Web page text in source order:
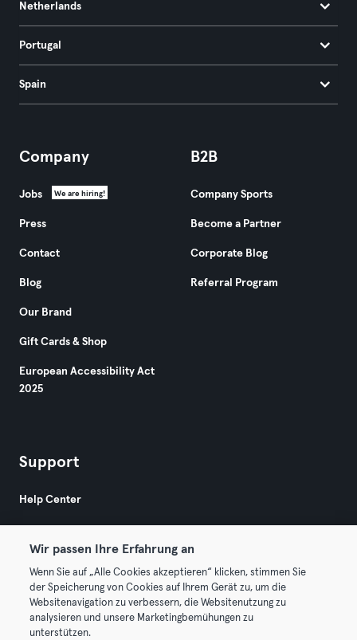
Netherlands
Portugal
Spain
Company
Jobs We are hiring!
Press
Contact
Blog
Our Brand
Gift Cards & Shop
European Accessibility Act
2025
B2B
Company Sports
Become a Partner
Corporate Blog
Referral Program
Support
Help Center
© 2026 Urban Sports Group GmbH. All rights reserved.
Terms & Conditions
Wir passen Ihre Erfahrung an
Wenn Sie auf „Alle Cookies akzeptieren“ klicken, stimmen Sie
der Speicherung von Cookies auf Ihrem Gerät zu, um die
Websitenavigation zu verbessern, die Websitenutzung zu
analysieren und unsere Marketingbemühungen zu
unterstützen.